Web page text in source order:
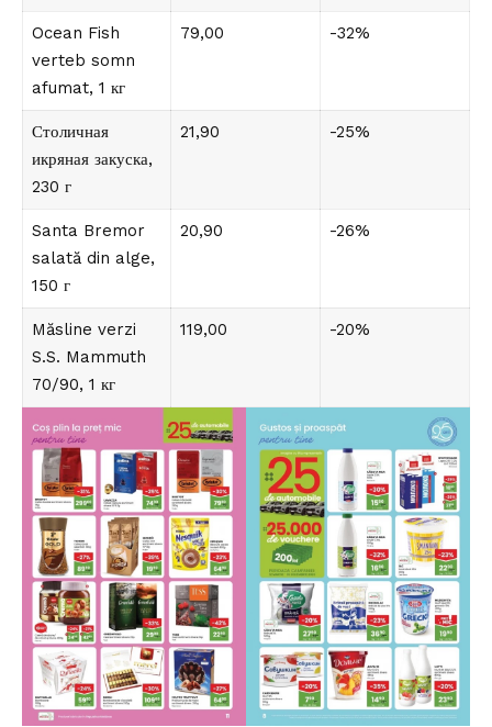
Ocean Fish
verteb somn
afumat, 1 кг
79,00 -32%
Столичная
икряная закуска,
230 г
21,90 -25%
Santa Bremor
salată din alge,
150 г
20,90 -26%
Măsline verzi
S.S. Mammuth
70/90, 1 кг
119,00 -20%